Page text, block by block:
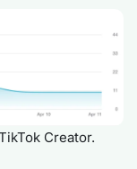
Creator.